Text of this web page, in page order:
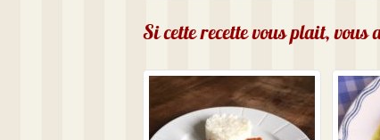
Si cette recette vous plait, vous